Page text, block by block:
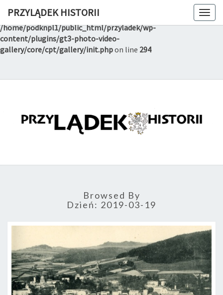
Notice: Trying to get property of non-object in
/home/podknpl1/public_html/przyladek/wp-
content/plugins/gt3-photo-video-
gallery/core/cpt/gallery/init.phpon line 294
PRZYLĄDEK HISTORII
Witryna
Lądeckiego
Browsed By
Dzień: 2019-03-19